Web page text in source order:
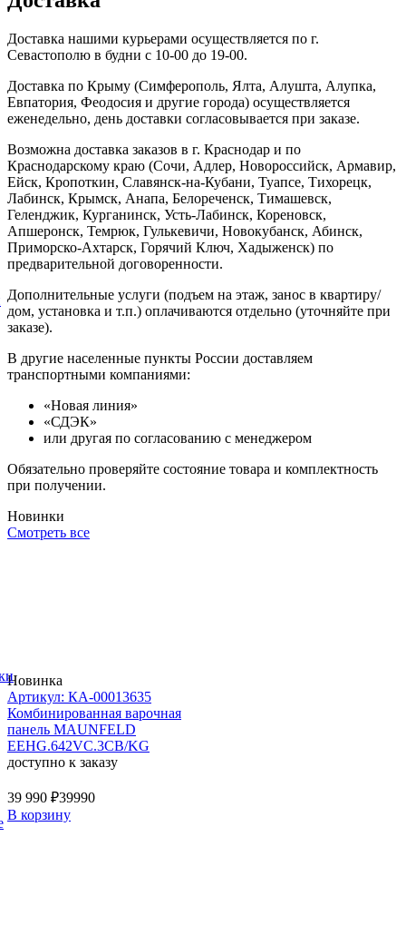
Доставка нашими курьерами осуществляется по г.
Севастополю в будни с 10-00 до 19-00.
Доставка по Крыму (Симферополь, Ялта, Алушта, Алупка,
Евпатория, Феодосия и другие города) осуществляется
еженедельно, день доставки согласовывается при заказе.
Возможна доставка заказов в г. Краснодар и по
Краснодарскому краю (Сочи, Адлер, Новороссийск, Армавир,
Ейск, Кропоткин, Славянск-на-Кубани, Туапсе, Тихорецк,
Лабинск, Крымск, Анапа, Белореченск, Тимашевск,
Геленджик, Курганинск, Усть-Лабинск, Кореновск,
Апшеронск, Темрюк, Гулькевичи, Новокубанск, Абинск,
Приморско-Ахтарск, Горячий Ключ, Хадыженск) по
предварительной договоренности.
Дополнительные услуги (подъем на этаж, занос в квартиру/
дом, установка и т.п.) оплачиваются отдельно (уточняйте при
заказе).
В другие населенные пункты России доставляем
транспортными компаниями:
«Новая линия»
«СДЭК»
или другая по согласованию с менеджером
Обязательно проверяйте состояние товара и комплектность
при получении.
Новинки
Смотреть все
Новинка
Артикул: КА-00013635
Комбинированная варочная
панель MAUNFELD
EEHG.642VC.3CB/KG
доступно к заказу
39 990 ₽39990
В корзину